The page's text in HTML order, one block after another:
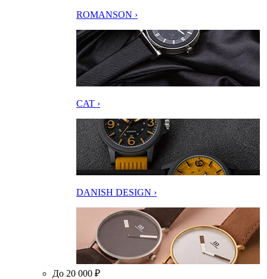
ROMANSON ›
CAT ›
DANISH DESIGN ›
До 20 000 ₽